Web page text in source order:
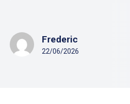
Frederic
22/06/2026